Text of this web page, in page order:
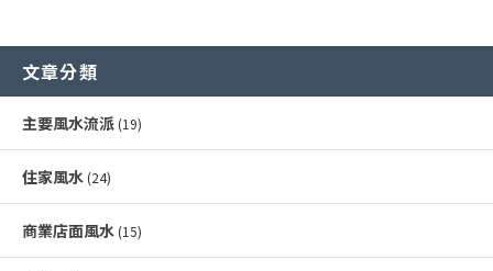
文章分類
主要風水流派 (19)
住家風水 (24)
商業店面風水 (15)